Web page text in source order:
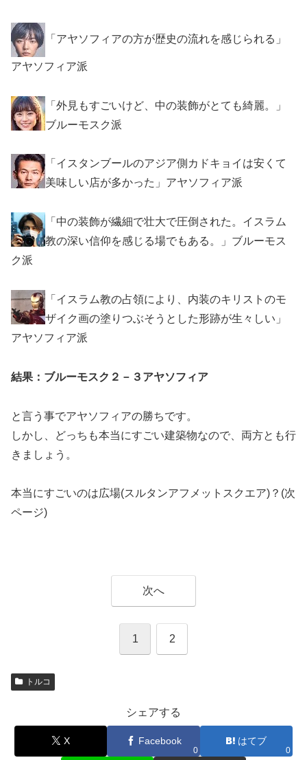
「アヤソフィアの方が歴史の流れを感じられる」
アヤソフィア派
「外見もすごいけど、中の装飾がとても綺麗。」
ブルーモスク派
「イスタンブールのアジア側カドキョイは安くて
美味しい店が多かった」アヤソフィア派
「中の装飾が繊細で壮大で圧倒された。イスラム
教の深い信仰を感じる場でもある。」ブルーモス
ク派
「イスラム教の占領により、内装のキリストのモ
ザイク画の塗りつぶそうとした形跡が生々しい」
アヤソフィア派
結果：ブルーモスク２－３アヤソフィア
と言う事でアヤソフィアの勝ちです。
しかし、どっちも本当にすごい建築物なので、両方とも行
きましょう。
本当にすごいのは広場(スルタンアフメットスクエア)？(次
ページ)
次へ
1 2
トルコ
シェアする
X Facebook
0
はてブ
0